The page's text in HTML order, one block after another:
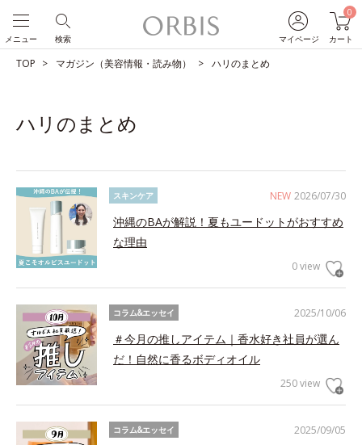
マイページ
0
カート
検索
メニュー
TOP マガジン（美容情報・読み物） ハリのまとめ
ハリのまとめ
NEW 2026/07/30
スキンケア
沖縄のBAが解説！夏もユードットがおすすめ
な理由
0 view
2025/10/06
コラム&エッセイ
＃今月の推しアイテム｜香水好き社員が選ん
だ！自然に香るボディオイル
250 view
2025/09/05
コラム&エッセイ